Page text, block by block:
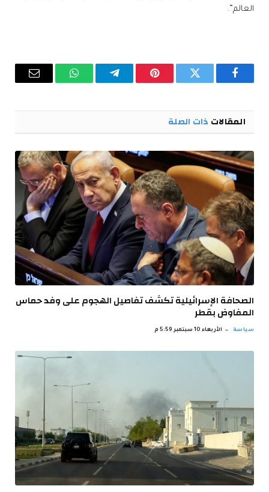
العالم”.
فيسبوك تويتر بينتيريستتيلقرام واتساب البريد
المقالات ذات الصلة
الصحافة الإسرائيلية تكشف تفاصيل الهجوم على وفد حماس
المفاوض بقطر
سياسة الأربعاء 10 سبتمبر 5:59 م